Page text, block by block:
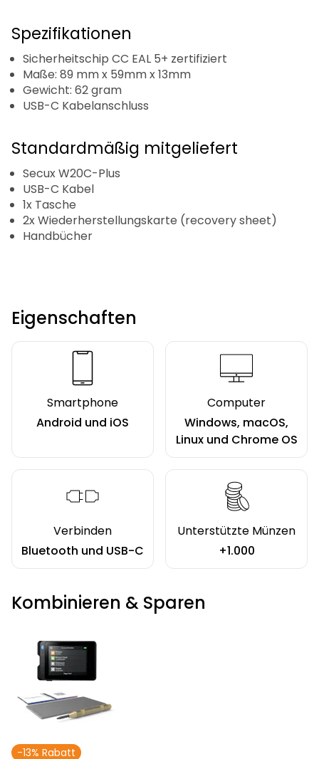
Spezifikationen
Sicherheitschip CC EAL 5+ zertifiziert
Maße: 89 mm x 59mm x 13mm
Gewicht: 62 gram
USB-C Kabelanschluss
Standardmäßig mitgeliefert
Secux W20C-Plus
USB-C Kabel
1x Tasche
2x Wiederherstellungskarte (recovery sheet)
Handbücher
Eigenschaften
Smartphone
Android und iOS
Computer
Windows, macOS,
Linux und Chrome OS
Verbinden
Bluetooth und USB-C
Unterstützte Münzen
+1.000
Kombinieren & Sparen
-13% Rabatt